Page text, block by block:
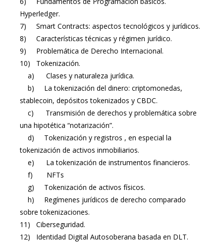
Hyperledger.
7) Smart Contracts: aspectos tecnológicos y jurídicos.
8) Características técnicas y régimen jurídico.
9) Problemática de Derecho Internacional.
10) Tokenización.
a) Clases y naturaleza jurídica.
b) La tokenización del dinero: criptomonedas,
stablecoin, depósitos tokenizados y CBDC.
c) Transmisión de derechos y problemática sobre
una hipotética “notarización”.
d) Tokenización y registros , en especial la
tokenización de activos inmobiliarios.
e) La tokenización de instrumentos financieros.
f) NFTs
g) Tokenización de activos físicos.
h) Regímenes jurídicos de derecho comparado
sobre tokenizaciones.
11) Ciberseguridad.
12) Identidad Digital Autosoberana basada en DLT.